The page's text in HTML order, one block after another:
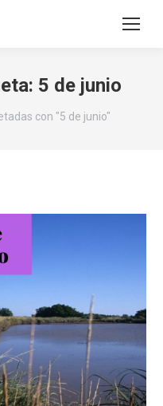
Buscar:
5 de junio
con "5 de junio"